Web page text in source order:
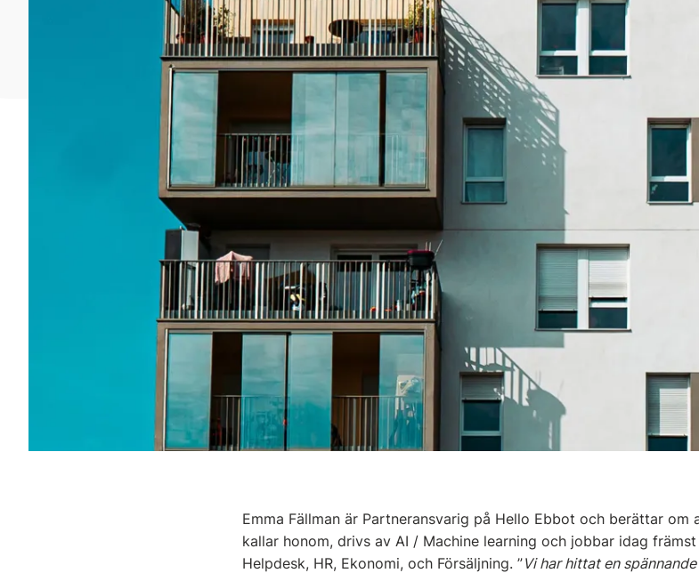
Emma Fällman är Partneransvarig på Hello Ebbot och berättar om
kallar honom, drivs av AI / Machine learning och jobbar idag
Helpdesk, HR, Ekonomi, och Försäljning. ”Vi har hittat en